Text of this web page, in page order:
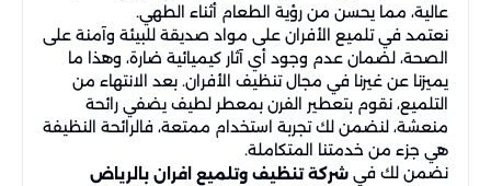
عالية، مما يحسن من رؤية الطعام أثناء الطهي.
نعتمد في تلميع الأفران على مواد صديقة للبيئة وآمنة على
الصحة، لضمان عدم وجود أي آثار كيميائية ضارة، وهذا ما
يميزنا عن غيرنا في مجال تنظيف الأفران. بعد الانتهاء من
التلميع، نقوم بتعطير الفرن بمعطر لطيف يضفي رائحة
منعشة، لنضمن لك تجربة استخدام ممتعة، فالرائحة النظيفة
هي جزء من خدمتنا المتكاملة.
نضمن لك في شركة تنظيف وتلميع افران بالرياض